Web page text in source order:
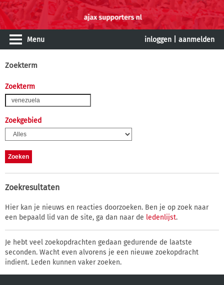
Menu inloggen aanmelden
Zoekterm
Zoekterm
Zoekgebied
Zoekresultaten
Hier kan je nieuws en reacties doorzoeken. Ben je op zoek naar
een bepaald lid van de site, ga dan naar de ledenlijst.
Je hebt veel zoekopdrachten gedaan gedurende de laatste
seconden. Wacht even alvorens je een nieuwe zoekopdracht
indient. Leden kunnen vaker zoeken.